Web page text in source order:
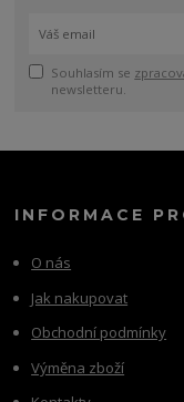
Souhlasím se
newsletteru.
INFORMACE
O nás
Jak nakupovat
Obchodní podmínky
Výměna zboží